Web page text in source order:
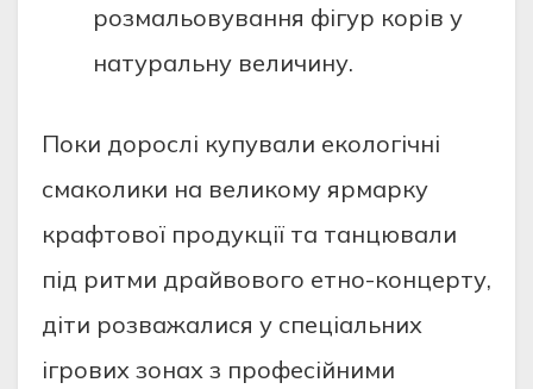
розмальовування фігур корів у
натуральну величину.
Поки дорослі купували екологічні
смаколики на великому ярмарку
крафтової продукції та танцювали
під ритми драйвового етно-концерту,
діти розважалися у спеціальних
ігрових зонах з професійними